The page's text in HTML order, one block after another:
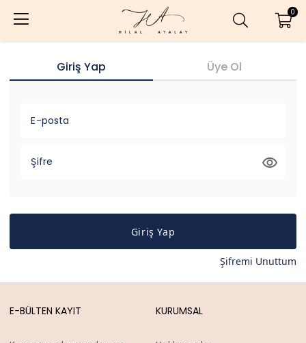
0
Giriş Yap Üye Ol
E-posta
Şifre
Giriş Yap
Şifremi Unuttum
E-BÜLTEN KAYIT KURUMSAL